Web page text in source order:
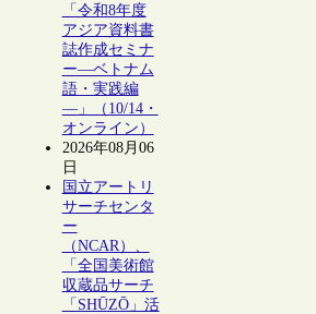
「令和8年度
アジア資料書
誌作成セミナ
ー―ベトナム
語・実践編
―」（10/14・
オンライン）
2026年08月06
日
国立アートリ
サーチセンタ
ー
（NCAR）、
「全国美術館
収蔵品サーチ
「SHŪZŌ」活